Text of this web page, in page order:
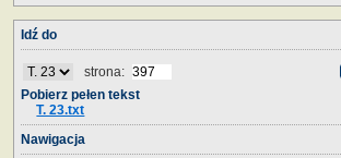
Idź do
strona:
Pobierz pełen tekst
T. 23.txt
Nawigacja